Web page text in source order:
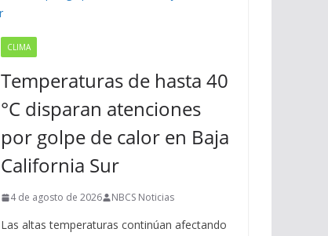
CLIMA
Temperaturas de hasta 40
°C disparan atenciones
por golpe de calor en Baja
California Sur
4 de agosto de 2026 NBCS Noticias
Las altas temperaturas continúan afectando